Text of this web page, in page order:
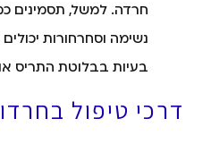
חרדה. למשל, תסמינים
נשימה וסחרחורות
בעיות בבלוטת התריס או
דרכי טיפול